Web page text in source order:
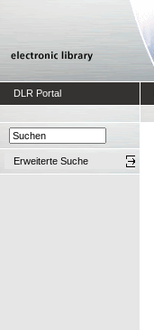
DLR Portal
Erweiterte Suche